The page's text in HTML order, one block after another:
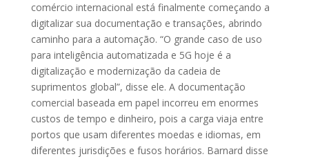
comércio internacional está finalmente começando a
digitalizar sua documentação e transações, abrindo
caminho para a automação. “O grande caso de uso
para inteligência automatizada e 5G hoje é a
digitalização e modernização da cadeia de
suprimentos global”, disse ele. A documentação
comercial baseada em papel incorreu em enormes
custos de tempo e dinheiro, pois a carga viaja entre
portos que usam diferentes moedas e idiomas, em
diferentes jurisdições e fusos horários. Barnard disse